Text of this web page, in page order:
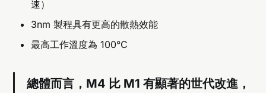
速）
3nm 製程具有更高的散熱效能
最高工作溫度為 100°C
總體而言，M4 比 M1 有顯著的世代改進，